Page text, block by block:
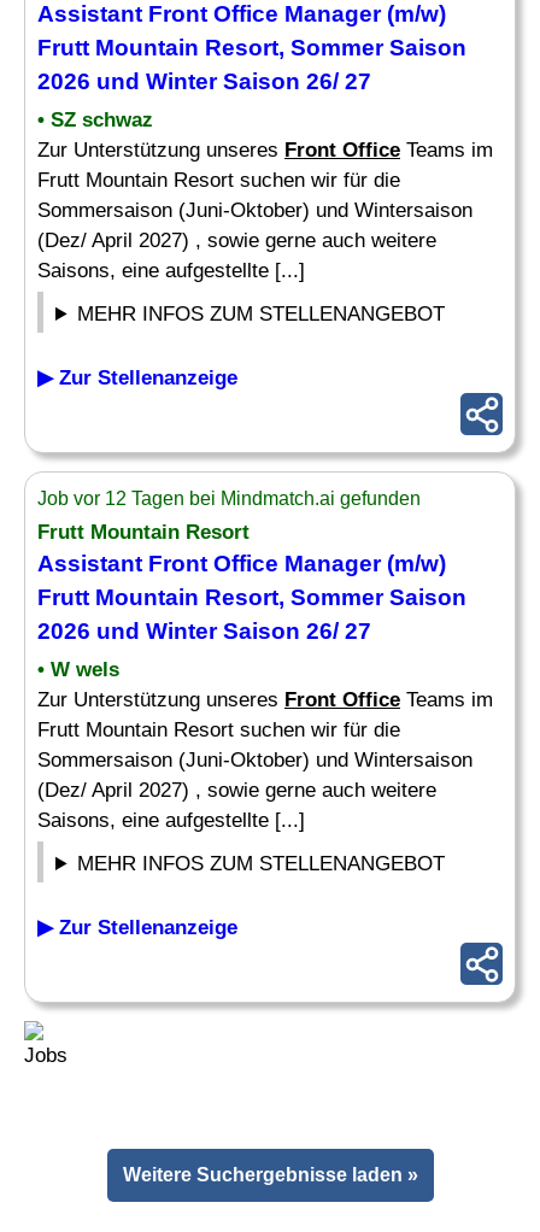
Assistant Front Office Manager (m/w)
Frutt Mountain Resort, Sommer Saison
2026 und Winter Saison 26/ 27
• SZ schwaz
Zur Unterstützung unseres Front Office Teams im
Frutt Mountain Resort suchen wir für die
Sommersaison (Juni-Oktober) und Wintersaison
(Dez/ April 2027) , sowie gerne auch weitere
Saisons, eine aufgestellte [...]
MEHR INFOS ZUM STELLENANGEBOT
▶ Zur Stellenanzeige
Job vor 12 Tagen bei Mindmatch.ai gefunden
Frutt Mountain Resort
Assistant Front Office Manager (m/w)
Frutt Mountain Resort, Sommer Saison
2026 und Winter Saison 26/ 27
• W wels
Zur Unterstützung unseres Front Office Teams im
Frutt Mountain Resort suchen wir für die
Sommersaison (Juni-Oktober) und Wintersaison
(Dez/ April 2027) , sowie gerne auch weitere
Saisons, eine aufgestellte [...]
MEHR INFOS ZUM STELLENANGEBOT
▶ Zur Stellenanzeige
Weitere Suchergebnisse laden »